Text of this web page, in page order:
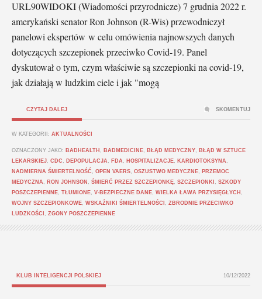
URL90WIDOKI (Wiadomości przyrodnicze) 7 grudnia 2022 r.
amerykański senator Ron Johnson (R-Wis) przewodniczył
panelowi ekspertów w celu omówienia najnowszych danych
dotyczących szczepionek przeciwko Covid-19. Panel
dyskutował o tym, czym właściwie są szczepionki na covid-19,
jak działają w ludzkim ciele i jak "mogą
CZYTAJ DALEJ
W KATEGORII: AKTUALNOŚCI
OZNACZONY JAKO: BADHEALTH BADMEDICINE BŁĄD MEDYCZNY
BŁĄD W SZTUCE
LEKARSKIEJ
CDC DEPOPULACJA FDA HOSPITALIZACJE KARDIOTOKSYNA
NADMIERNA ŚMIERTELNOŚĆ
OPEN VAERS OSZUSTWO MEDYCZNE
PRZEMOC
MEDYCZNA
RON JOHNSON ŚMIERĆ PRZEZ SZCZEPIONKĘ SZCZEPIONKI
SZKODY
POSZCZEPIENNE TŁUMIONE V-BEZPIECZNE DANE WIELKA ŁAWA PRZYSIĘGŁYCH
WOJNY SZCZEPIONKOWE WSKAŹNIKI ŚMIERTELNOŚCI
ZBRODNIE PRZECIWKO
LUDZKOŚCI
ZGONY POSZCZEPIENNE
SKOMENTUJ
KLUB INTELIGENCJI POLSKIEJ 10/12/2022